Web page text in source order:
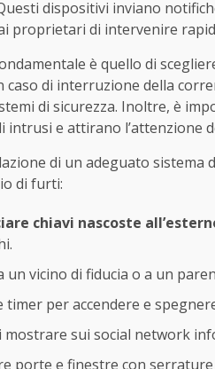
dispositivi inviano
proprietari di intervenire
è quello di
caso di interruzione della
di sicurezza. Inoltre, è
intrusi e attirano l’attenzione
di un adeguato
di furti:
chiavi nascoste
un vicino di fiducia o a un
timer per accendere e
mostrare sui social network
porte e finestre con